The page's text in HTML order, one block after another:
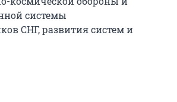
системы
СНГ, развития систем и